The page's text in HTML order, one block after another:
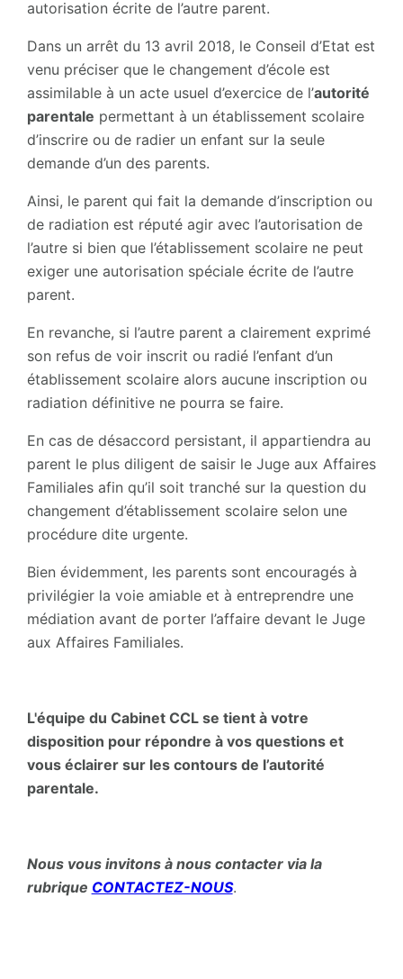
autorisation écrite de l’autre parent.
Dans un arrêt du 13 avril 2018, le Conseil d’Etat est
venu préciser que le changement d’école est
assimilable à un acte usuel d’exercice de l’autorité
parentale permettant à un établissement scolaire
d’inscrire ou de radier un enfant sur la seule
demande d’un des parents.
Ainsi, le parent qui fait la demande d’inscription ou
de radiation est réputé agir avec l’autorisation de
l’autre si bien que l’établissement scolaire ne peut
exiger une autorisation spéciale écrite de l’autre
parent.
En revanche, si l’autre parent a clairement exprimé
son refus de voir inscrit ou radié l’enfant d’un
établissement scolaire alors aucune inscription ou
radiation définitive ne pourra se faire.
En cas de désaccord persistant, il appartiendra au
parent le plus diligent de saisir le Juge aux Affaires
Familiales afin qu’il soit tranché sur la question du
changement d’établissement scolaire selon une
procédure dite urgente.
Bien évidemment, les parents sont encouragés à
privilégier la voie amiable et à entreprendre une
médiation avant de porter l’affaire devant le Juge
aux Affaires Familiales.
L'équipe du Cabinet CCL se tient à votre
disposition pour répondre à vos questions et
vous éclairer sur les contours de l’autorité
parentale.
Nous vous invitons à nous contacter via la
rubrique CONTACTEZ-NOUS.